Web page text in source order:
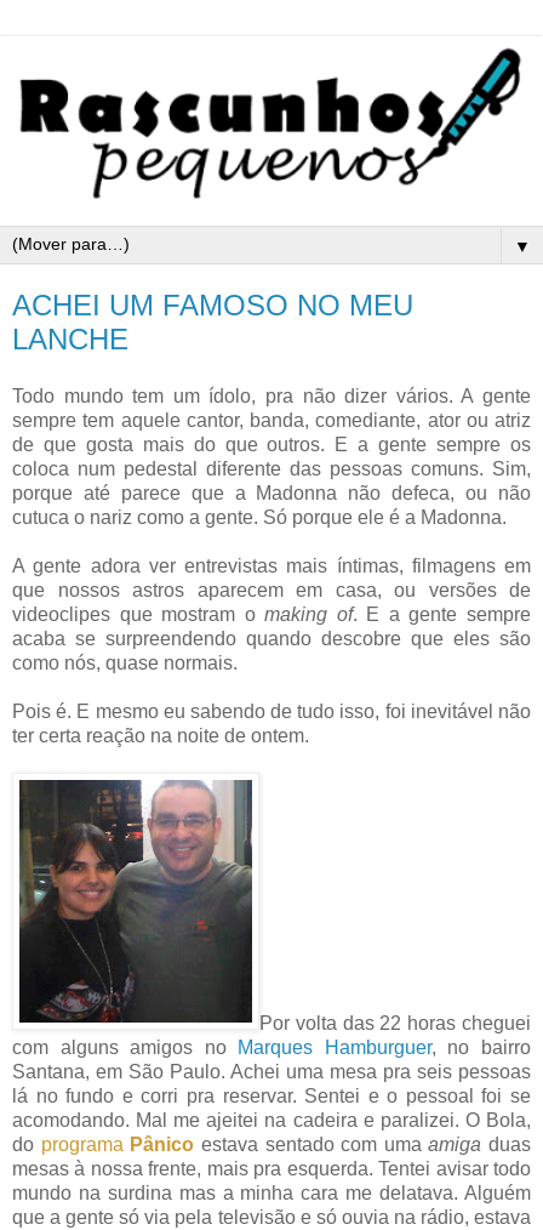
▼
ACHEI UM FAMOSO NO MEU
LANCHE
Todo mundo tem um ídolo, pra não dizer vários. A gente
sempre tem aquele cantor, banda, comediante, ator ou atriz
de que gosta mais do que outros. E a gente sempre os
coloca num pedestal diferente das pessoas comuns. Sim,
porque até parece que a Madonna não defeca, ou não
cutuca o nariz como a gente. Só porque ele é a Madonna.
A gente adora ver entrevistas mais íntimas, filmagens em
que nossos astros aparecem em casa, ou versões de
videoclipes que mostram omaking of. E a gente sempre
acaba se surpreendendo quando descobre que eles são
como nós, quase normais.
Pois é. E mesmo eu sabendo de tudo isso, foi inevitável não
ter certa reação na noite de ontem.
Por volta das 22 horas cheguei
com alguns amigos no
Marques Hamburguer, no bairro
Santana, em São Paulo. Achei uma mesa pra seis pessoas
lá no fundo e corri pra reservar. Sentei e o pessoal foi se
acomodando. Mal me ajeitei na cadeira e paralizei. O Bola,
do programa Pânico estava sentado com umaamiga duas
mesas à nossa frente, mais pra esquerda. Tentei avisar todo
mundo na surdina mas a minha cara me delatava. Alguém
que a gente só via pela televisão e só ouvia na rádio, estava